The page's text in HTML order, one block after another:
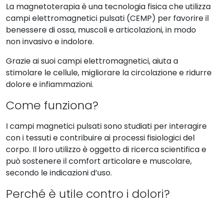
La magnetoterapia è una tecnologia fisica che utilizza
campi elettromagnetici pulsati (CEMP) per favorire il
benessere di ossa, muscoli e articolazioni, in modo
non invasivo e indolore.
Grazie ai suoi campi elettromagnetici, aiuta a
stimolare le cellule, migliorare la circolazione e ridurre
dolore e infiammazioni.
Come funziona?
I campi magnetici pulsati sono studiati per interagire
con i tessuti e contribuire ai processi fisiologici del
corpo. Il loro utilizzo è oggetto di ricerca scientifica e
può sostenere il comfort articolare e muscolare,
secondo le indicazioni d’uso.
Perché è utile contro i dolori?